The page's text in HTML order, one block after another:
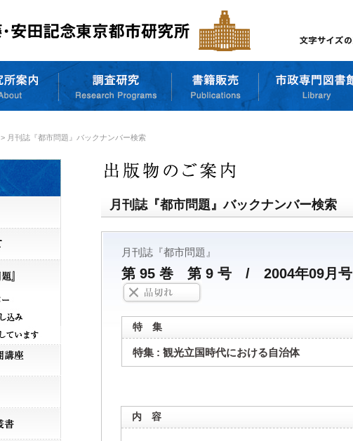
> 月刊誌『都市問題』バックナンバー検索
月刊誌『都市問題』バックナンバー検索
月刊誌『都市問題』
第 95 巻 第 9 号 / 2004年09月号
特 集
特集 : 観光立国時代における自治体
内 容